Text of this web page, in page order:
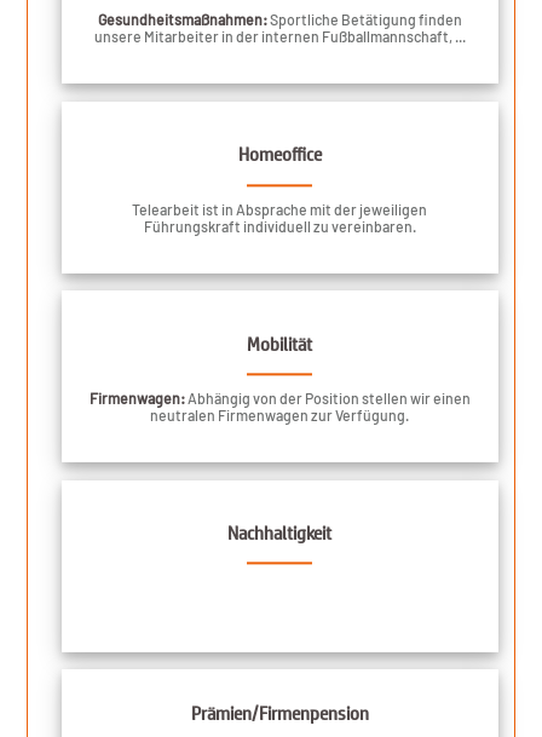
Gesundheitsmaßnahmen:Sportliche Betätigung finden
unsere Mitarbeiter in der internen Fußballmannschaft, ...
Homeoffice
Telearbeit ist in Absprache mit der jeweiligen
Führungskraft individuell zu vereinbaren.
Mobilität
Firmenwagen:Abhängig von der Position stellen wir einen
neutralen Firmenwagen zur Verfügung.
Nachhaltigkeit
Prämien/Firmenpension